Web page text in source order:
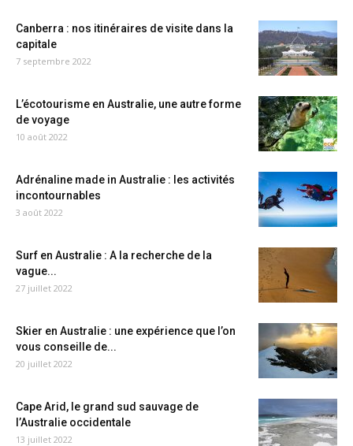
Canberra : nos itinéraires de visite dans la
capitale
7 septembre 2022
L’écotourisme en Australie, une autre forme
de voyage
10 août 2022
Adrénaline made in Australie : les activités
incontournables
3 août 2022
Surf en Australie : A la recherche de la
vague...
27 juillet 2022
Skier en Australie : une expérience que l’on
vous conseille de...
20 juillet 2022
Cape Arid, le grand sud sauvage de
l’Australie occidentale
13 juillet 2022